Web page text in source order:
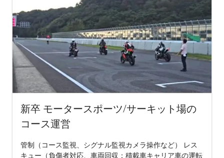
新卒 モータースポーツ/サーキット場の
コース運営
管制（コース監視、シグナル監視カメラ操作など） レス
キュー（負傷者対応、車両回収：積載車キャリア車の運転